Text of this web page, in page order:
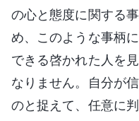
の心と態度に関する
め、このような事柄
できる啓かれた人を
なりません。自分が
のと捉えて、任意に